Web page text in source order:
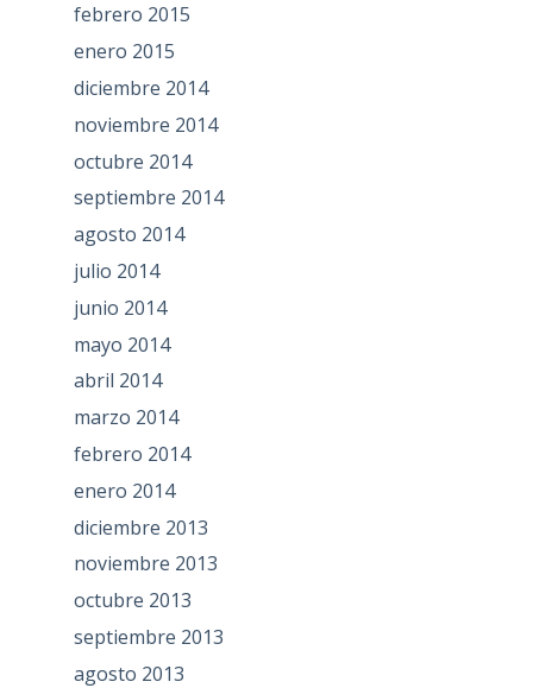
febrero 2015
enero 2015
diciembre 2014
noviembre 2014
octubre 2014
septiembre 2014
agosto 2014
julio 2014
junio 2014
mayo 2014
abril 2014
marzo 2014
febrero 2014
enero 2014
diciembre 2013
noviembre 2013
octubre 2013
septiembre 2013
agosto 2013